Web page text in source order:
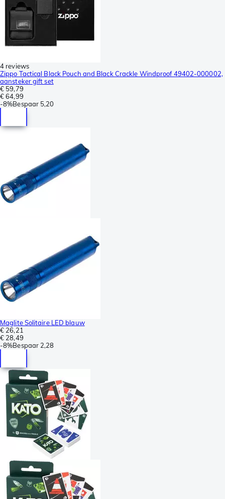
4 reviews
Zippo Tactical Black Pouch and Black Crackle Windproof 49402-000002,
aansteker gift set
€ 59,79
€ 64,99
-8%Bespaar 5,20
Maglite Solitaire LED blauw
€ 26,21
€ 28,49
-8%Bespaar 2,28